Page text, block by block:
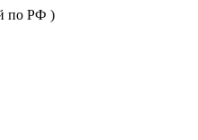
по РФ )